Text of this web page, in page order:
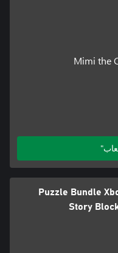
Mimi the
Puzzle Bundle
Story